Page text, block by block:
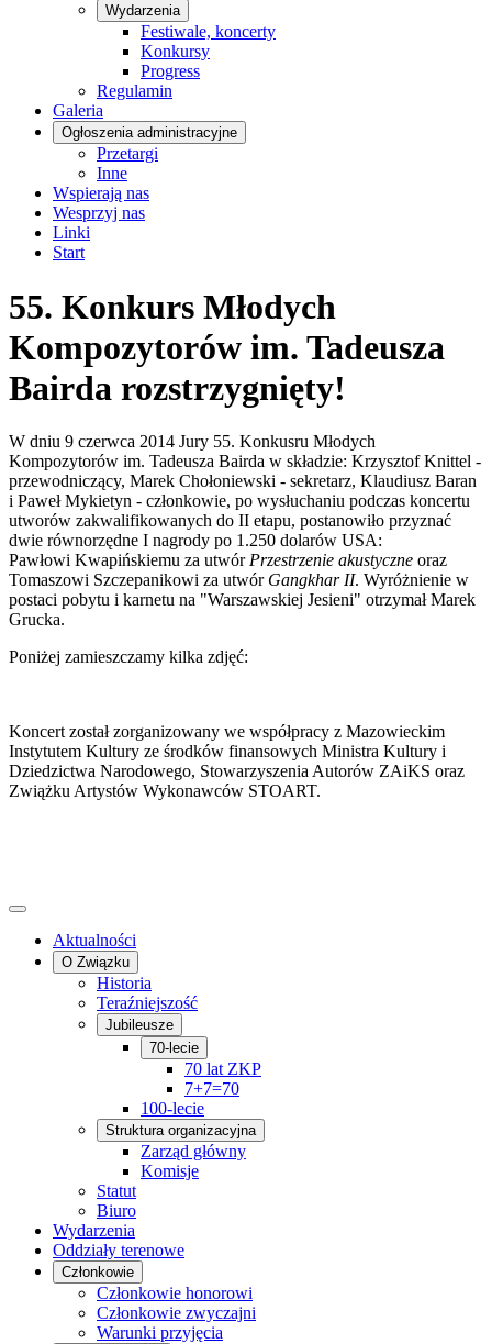
Wydarzenia
Festiwale, koncerty
Konkursy
Progress
Regulamin
Galeria
Ogłoszenia administracyjne
Przetargi
Inne
Wspierają nas
Wesprzyj nas
Linki
Start
55. Konkurs Młodych
Kompozytorów im. Tadeusza
Bairda rozstrzygnięty!
W dniu 9 czerwca 2014 Jury 55. Konkusru Młodych
Kompozytorów im. Tadeusza Bairda w składzie: Krzysztof Knittel -
przewodniczący, Marek Chołoniewski - sekretarz, Klaudiusz Baran
i Paweł Mykietyn - członkowie, po wysłuchaniu podczas koncertu
utworów zakwalifikowanych do II etapu, postanowiło przyznać
dwie równorzędne I nagrody po 1.250 dolarów USA:
Pawłowi Kwapińskiemu za utwór Przestrzenie akustyczne oraz
Tomaszowi Szczepanikowi za utwór Gangkhar II. Wyróżnienie w
postaci pobytu i karnetu na "Warszawskiej Jesieni" otrzymał Marek
Grucka.
Poniżej zamieszczamy kilka zdjęć:
Koncert został zorganizowany we współpracy z Mazowieckim
Instytutem Kultury ze środków finansowych Ministra Kultury i
Dziedzictwa Narodowego, Stowarzyszenia Autorów ZAiKS oraz
Zwiążku Artystów Wykonawców STOART.
Aktualności
O Związku
Historia
Teraźniejszość
Jubileusze
70-lecie
70 lat ZKP
7+7=70
100-lecie
Struktura organizacyjna
Zarząd główny
Komisje
Statut
Biuro
Wydarzenia
Oddziały terenowe
Członkowie
Członkowie honorowi
Członkowie zwyczajni
Warunki przyjęcia